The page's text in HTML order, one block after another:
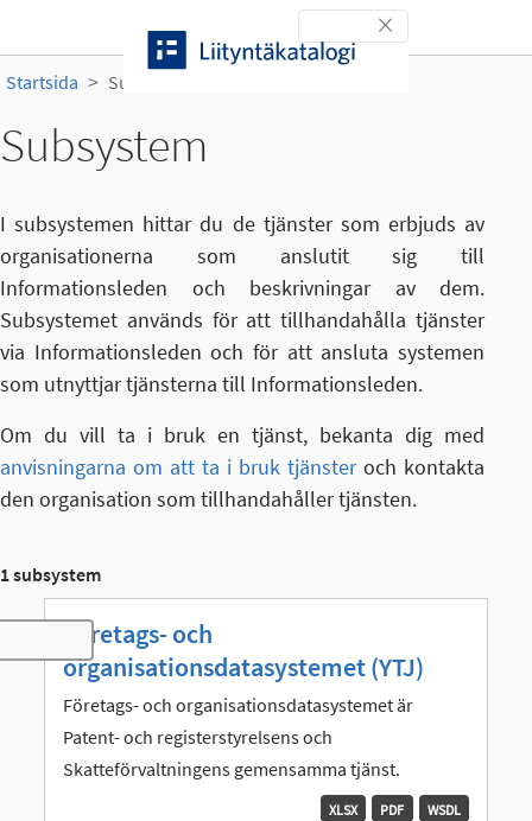
Toggle navigation
Startsida Subsystem
Subsystem
I subsystemen hittar du de tjänster som erbjuds av
organisationerna som anslutit sig till
Informationsleden och beskrivningar av dem.
Subsystemet används för att tillhandahålla tjänster
via Informationsleden och för att ansluta systemen
som utnyttjar tjänsterna till Informationsleden.
Om du vill ta i bruk en tjänst, bekanta dig med
anvisningarna om att ta i bruk tjänsteroch kontakta
den organisation som tillhandahåller tjänsten.
1 subsystem
Toggle navigation
Företags- och
organisationsdatasystemet (YTJ)
Företags- och organisationsdatasystemet är
Patent- och registerstyrelsens och
Skatteförvaltningens gemensamma tjänst.
WSDL
PDF
XLSX